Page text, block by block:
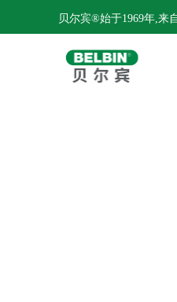
贝尔宾®始于1969年,来